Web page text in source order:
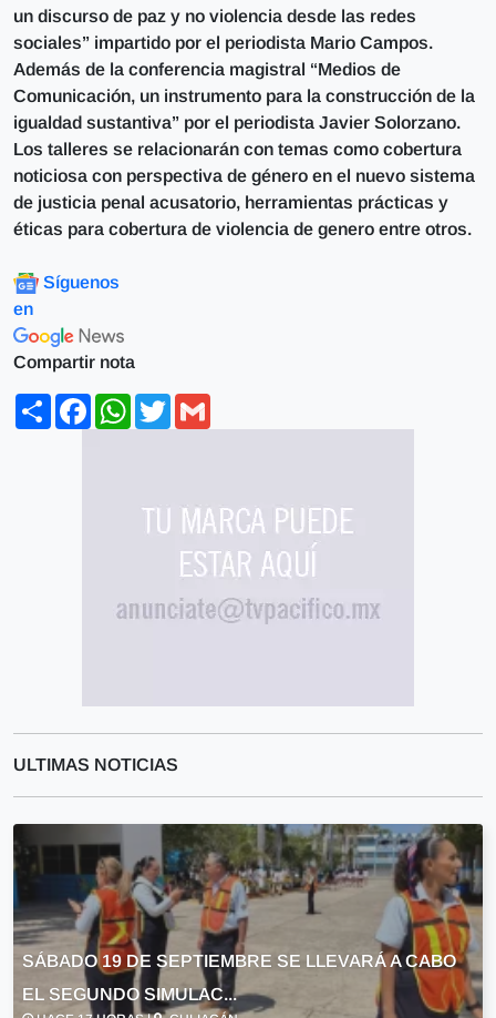
un discurso de paz y no violencia desde las redes
sociales” impartido por el periodista Mario Campos.
Además de la conferencia magistral “Medios de
Comunicación, un instrumento para la construcción de la
igualdad sustantiva” por el periodista Javier Solorzano.
Los talleres se relacionarán con temas como cobertura
noticiosa con perspectiva de género en el nuevo sistema
de justicia penal acusatorio, herramientas prácticas y
éticas para cobertura de violencia de genero entre otros.
Síguenos
en
Compartir nota
ShareFacebookWhatsApp
Twitter
ULTIMAS NOTICIAS
SÁBADO 19 DE SEPTIEMBRE SE LLEVARÁ A CABO
EL SEGUNDO SIMULAC...